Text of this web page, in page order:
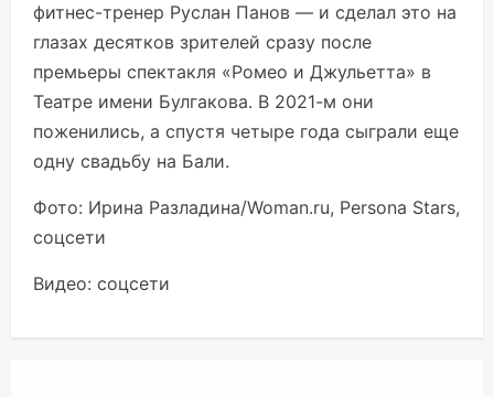
фитнес-тренер Руслан Панов — и сделал это на
глазах десятков зрителей сразу после
премьеры спектакля «Ромео и Джульетта» в
Театре имени Булгакова. В 2021-м они
поженились, а спустя четыре года сыграли еще
одну свадьбу на Бали.
Фото: Ирина Разладина/Woman.ru, Persona Stars,
соцсети
Видео: соцсети